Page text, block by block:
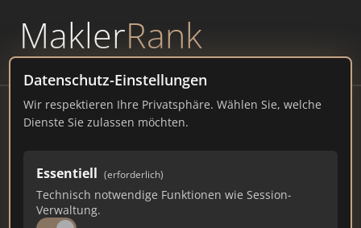
MaklerRank
powered byWAVEPOINT
Datenschutz-Einstellungen
Wir respektieren Ihre Privatsphäre. Wählen Sie, welche
Dienste Sie zulassen möchten.
Essentiell (erforderlich)
Technisch notwendige Funktionen wie Session-
Verwaltung.
Dr. Aßmann Vermietungs- und
Prinzenstraße 8, 33330 Guetersloh
drassmann.de